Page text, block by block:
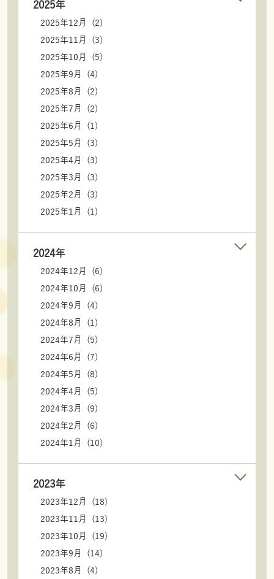
2025年
2025年12月 (2)
2025年11月 (3)
2025年10月 (5)
2025年9月 (4)
2025年8月 (2)
2025年7月 (2)
2025年6月 (1)
2025年5月 (3)
2025年4月 (3)
2025年3月 (3)
2025年2月 (3)
2025年1月 (1)
2024年
2024年12月 (6)
2024年10月 (6)
2024年9月 (4)
2024年8月 (1)
2024年7月 (5)
2024年6月 (7)
2024年5月 (8)
2024年4月 (5)
2024年3月 (9)
2024年2月 (6)
2024年1月 (10)
2023年
2023年12月 (18)
2023年11月 (13)
2023年10月 (19)
2023年9月 (14)
2023年8月 (4)